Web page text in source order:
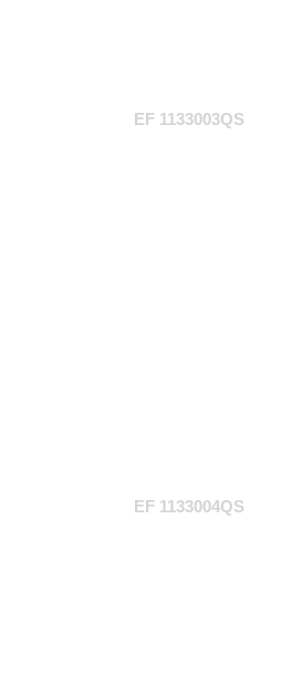
EF 1133003QS
EF 1133004QS